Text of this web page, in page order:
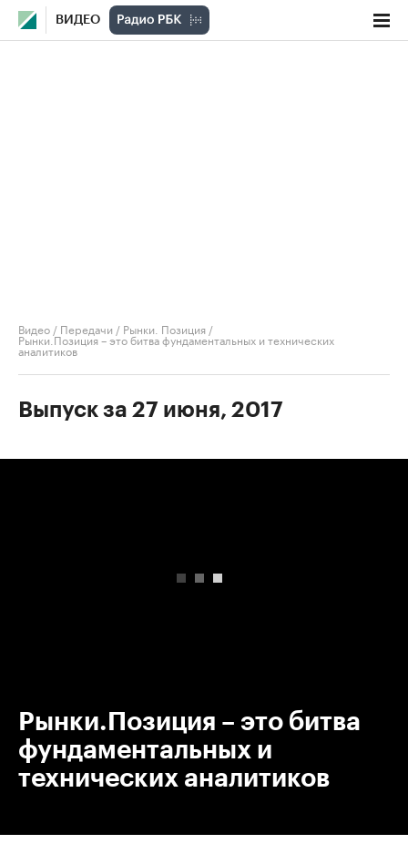
ВИДЕО
Видео / Передачи / Рынки. Позиция /
Рынки.Позиция – это битва фундаментальных и технических
аналитиков
Выпуск за 27 июня, 2017
Рынки.Позиция – это битва
фундаментальных и
технических аналитиков